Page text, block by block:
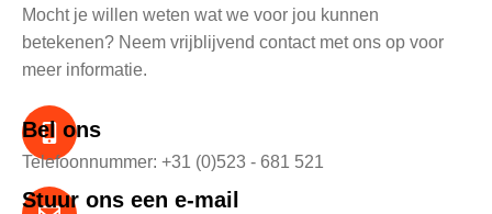
Mocht je willen weten wat we voor jou kunnen
betekenen? Neem vrijblijvend contact met ons op voor
meer informatie.
Bel ons
Telefoonnummer: +31 (0)523 - 681 521
Stuur ons een e-mail